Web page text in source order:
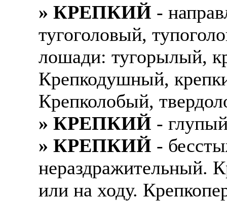
» КРЕПКИЙ -
тугоголовый,
лошади: тугорылый,
Крепкодушный,
Крепколобый,
» КРЕПКИЙ -
» КРЕПКИЙ -
нераздражительный.
или на ходу.